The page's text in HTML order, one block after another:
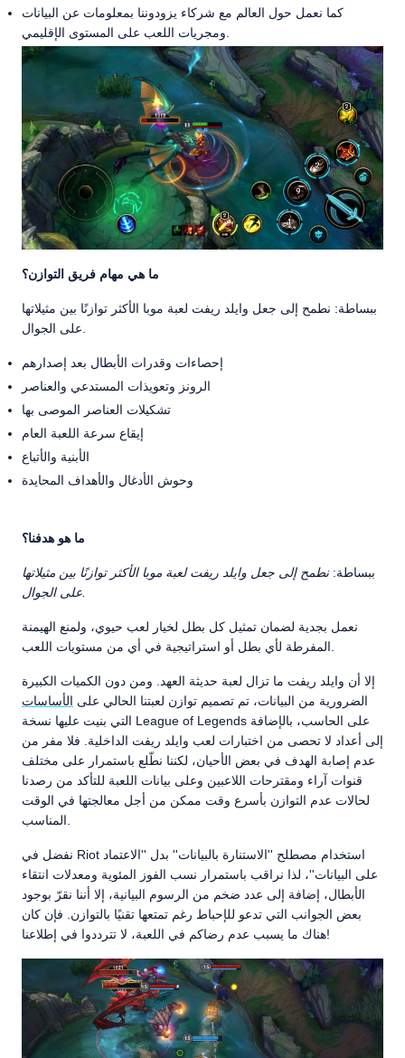
كما نعمل حول العالم مع شركاء يزودوننا بمعلومات عن البيانات
ما هي مهام فريق التوازن؟
ببساطة: نطمح إلى جعل وايلد ريفت لعبة موبا الأكثر توازنًا بين مثيلاتها
إحصاءات وقدرات الأبطال بعد إصدارهم
الرونز وتعويذات المستدعي والعناصر
تشكيلات العناصر الموصى بها
إيقاع سرعة اللعبة العام
الأبنية والأتباع
وحوش الأدغال والأهداف المحايدة
ما هو هدفنا؟
ببساطة:نطمح إلى جعل وايلد ريفت لعبة موبا الأكثر توازنًا بين مثيلاتها
نعمل بجدية لضمان تمثيل كل بطل لخيار لعب حيوي، ولمنع الهيمنة
إلا أن وايلد ريفت ما تزال لعبة حديثة العهد. ومن دون الكميات الكبيرة
الضرورية من البيانات، تم تصميم توازن لعبتنا الحالي على الأساسات
التي بنيت عليها نسخة League of Legends على الحاسب، بالإضافة
إلى أعداد لا تحصى من اختبارات لعب وايلد ريفت الداخلية. فلا مفر من
عدم إصابة الهدف في بعض الأحيان، لكننا نطّلع باستمرار على مختلف
قنوات آراء ومقترحات اللاعبين وعلى بيانات اللعبة للتأكد من رصدنا
لحالات عدم التوازن بأسرع وقت ممكن من أجل معالجتها في الوقت
نفضل في Riot استخدام مصطلح ''الاستنارة بالبيانات'' بدل ''الاعتماد
على البيانات''، لذا نراقب باستمرار نسب الفوز المئوية ومعدلات انتقاء
الأبطال، إضافة إلى عدد ضخم من الرسوم البيانية، إلا أننا نقرّ بوجود
بعض الجوانب التي تدعو للإحباط رغم تمتعها تقنيًا بالتوازن. فإن كان
هناك ما يسبب عدم رضاكم في اللعبة، لا تترددوا في إطلاعنا!